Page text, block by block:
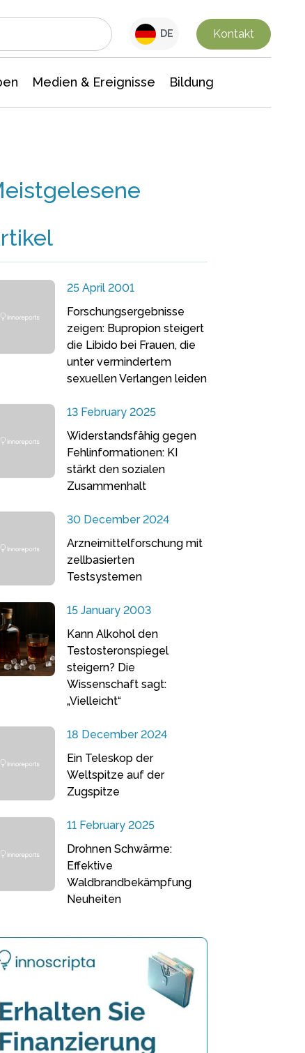
DE Kontakt
Medien & Ereignisse Bildung
25 April 2001
Forschungsergebnisse
zeigen: Bupropion steigert
die Libido bei Frauen, die
unter vermindertem
sexuellen Verlangen leiden
13 February 2025
Widerstandsfähig gegen
Fehlinformationen: KI
stärkt den sozialen
Zusammenhalt
30 December 2024
Arzneimittelforschung mit
zellbasierten
Testsystemen
15 January 2003
Kann Alkohol den
Testosteronspiegel
steigern? Die
Wissenschaft sagt:
„Vielleicht“
18 December 2024
Ein Teleskop der
Weltspitze auf der
Zugspitze
11 February 2025
Drohnen Schwärme:
Effektive
Waldbrandbekämpfung
Neuheiten